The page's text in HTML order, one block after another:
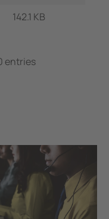
142.1 KB
entries